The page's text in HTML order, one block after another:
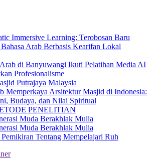
Immersive Learning: Terobosan Baru
Arab Berbasis Kearifan Lokal
di Banyuwangi Ikuti Pelatihan Media AI
Profesionalisme
Putrajaya Malaysia
Memperkaya Arsitektur Masjid di Indonesia:
Budaya, dan Nilai Spiritual
PENELITIAN
Muda Berakhlak Mulia
Muda Berakhlak Mulia
Pemikiran Tentang Mempelajari Ruh